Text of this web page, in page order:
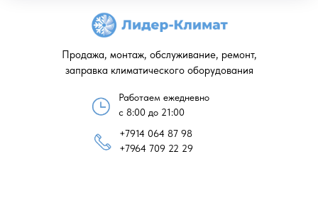
Работаем ежедневно
с 8:00 до 21:00
+7914 064 87 98
+7964 709 22 29
Продажа, монтаж, обслуживание, ремонт,
заправка климатического оборудования